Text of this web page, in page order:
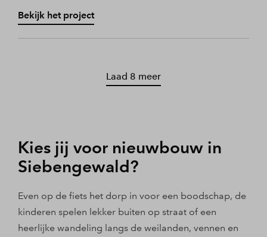
Bekijk het project
Laad 8 meer
Kies jij voor nieuwbouw in
Siebengewald?
Even op de fiets het dorp in voor een boodschap, de
kinderen spelen lekker buiten op straat of een
heerlijke wandeling langs de weilanden, vennen en